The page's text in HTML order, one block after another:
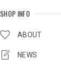
SHOP INFO
ABOUT
NEWS